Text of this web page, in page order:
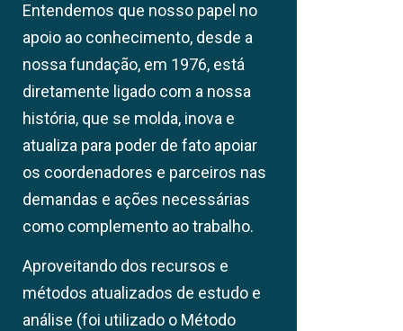
NOTÍCIAS
CONTATO
ESPECIALIZAÇÕES USP
CURSOS
EVENTOS
DOAÇÕES PARA
PROJETOS
Entendemos que nosso papel no
apoio ao conhecimento, desde a
nossa fundação, em 1976, está
diretamente ligado com a nossa
história, que se molda, inova e
atualiza para poder de fato apoiar
os coordenadores e parceiros nas
demandas e ações necessárias
como complemento ao trabalho.
Aproveitando dos recursos e
métodos atualizados de estudo e
análise (foi utilizado o Método